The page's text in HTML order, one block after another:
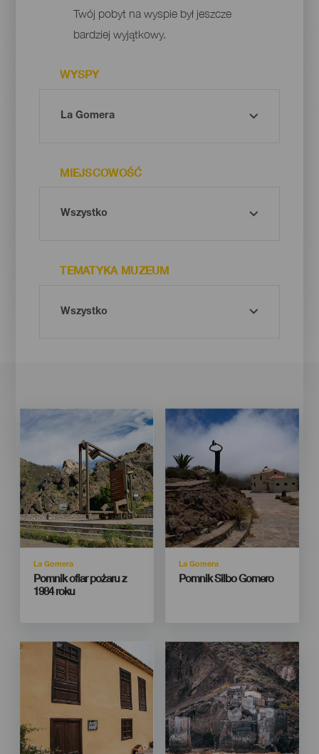
Twój pobyt na wyspie był jeszcze
bardziej wyjątkowy.
WYSPY
MIEJSCOWOŚĆ
TEMATYKA MUZEUM
Imagen
Imagen
Isla
La Gomera
Titular
Pomnik ofiar pożaru z
1984 roku
Imagen
Listado
Imagen
Isla
La Gomera
Titular
Pomnik Silbo Gomero
Imagen
Listado
Imagen
Imagen
Listado
Imagen